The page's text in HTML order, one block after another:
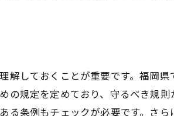
床下断熱で得られる快適さ
断熱リフォームによる省エネ効果
しておくことが重要です。福岡
の規定を定めており、守るべき規
る条例もチェックが必要です。さ